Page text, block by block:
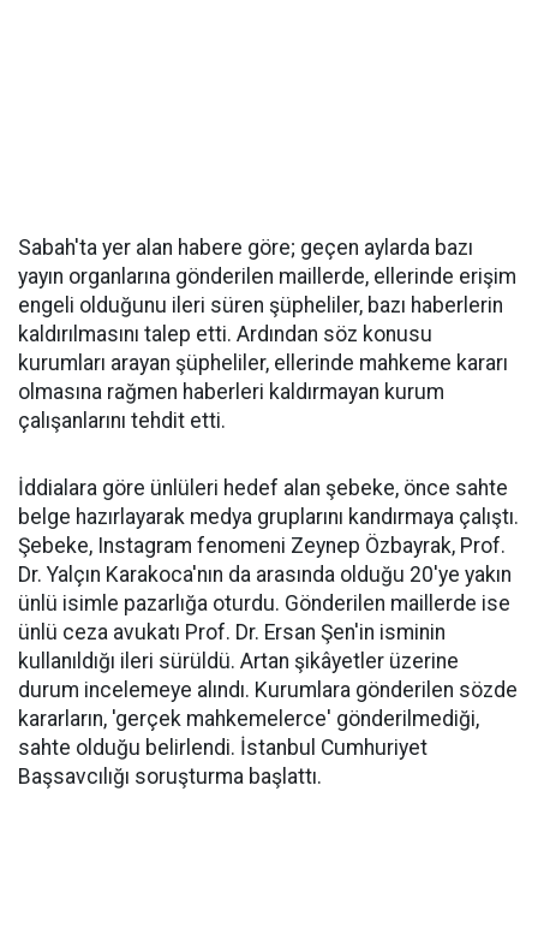
Sabah'ta yer alan habere göre; geçen aylarda bazı
yayın organlarına gönderilen maillerde, ellerinde erişim
engeli olduğunu ileri süren şüpheliler, bazı haberlerin
kaldırılmasını talep etti. Ardından söz konusu
kurumları arayan şüpheliler, ellerinde mahkeme kararı
olmasına rağmen haberleri kaldırmayan kurum
çalışanlarını tehdit etti.
İddialara göre ünlüleri hedef alan şebeke, önce sahte
belge hazırlayarak medya gruplarını kandırmaya çalıştı.
Şebeke, Instagram fenomeni Zeynep Özbayrak, Prof.
Dr. Yalçın Karakoca'nın da arasında olduğu 20'ye yakın
ünlü isimle pazarlığa oturdu. Gönderilen maillerde ise
ünlü ceza avukatı Prof. Dr. Ersan Şen'in isminin
kullanıldığı ileri sürüldü. Artan şikâyetler üzerine
durum incelemeye alındı. Kurumlara gönderilen sözde
kararların, 'gerçek mahkemelerce' gönderilmediği,
sahte olduğu belirlendi. İstanbul Cumhuriyet
Başsavcılığı soruşturma başlattı.